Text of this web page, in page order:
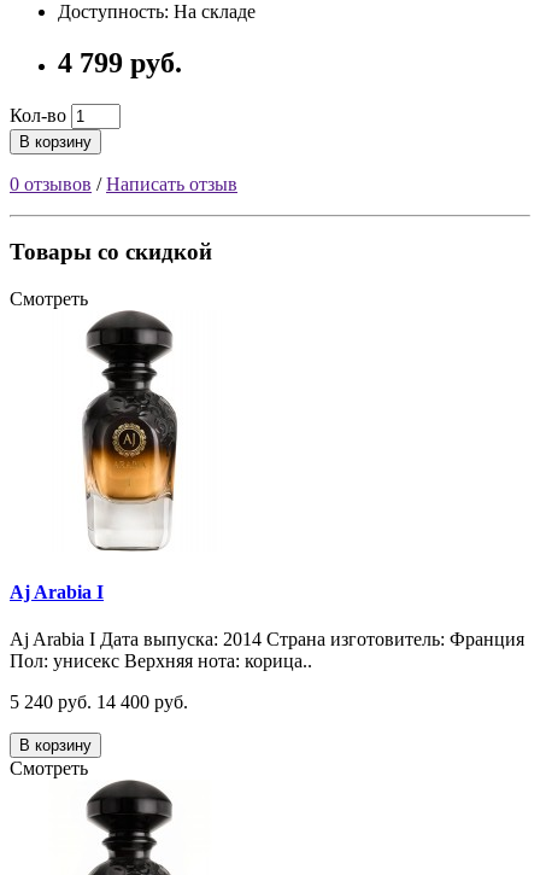
Доступность: На складе
4 799 руб.
Кол-во
В корзину
0 отзывов /Написать отзыв
Товары со скидкой
Смотреть
Aj Arabia I
Aj Arabia I Дата выпуска: 2014 Страна изготовитель: Франция
Пол: унисекс Верхняя нота: корица..
5 240 руб. 14 400 руб.
В корзину
Смотреть